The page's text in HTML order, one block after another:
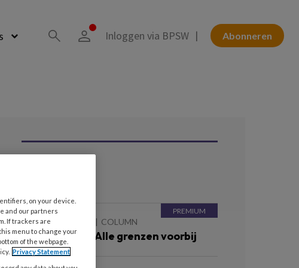
Abonneren
Inloggen via BPSW
3 OKTOBER 2025 COLUMN
Wisselcolumn Alle grenzen voorbij
on your device.
and our partners
If trackers are
menu to change your
of the webpage.
Privacy Statement